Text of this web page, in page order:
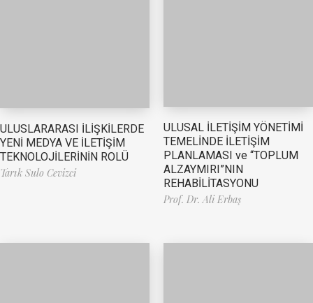
ULUSLARARASI İLİŞKİLERDE
YENİ MEDYA VE İLETİŞİM
TEKNOLOJİLERİNİN ROLÜ
Tarık Sulo Cevizci
ULUSAL İLETİŞİM YÖNETİMİ
TEMELİNDE İLETİŞİM
PLANLAMASI ve “TOPLUM
ALZAYMIRI”NIN
REHABİLİTASYONU
Prof. Dr. Ali Erbaş